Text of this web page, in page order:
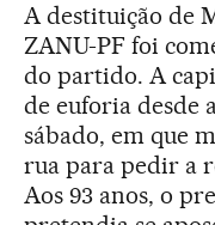
A destituição de
ZANU-PF foi
do partido. A
de euforia desde
sábado, em que
rua para pedir a
Aos 93 anos, o